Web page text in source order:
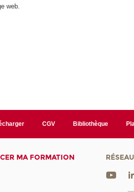
web.
CGV Bibliothèque
MA FORMATION